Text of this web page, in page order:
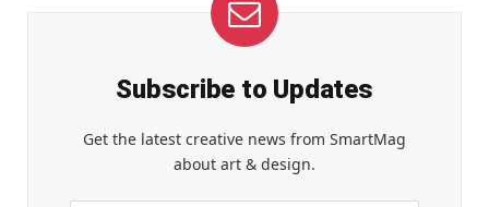
Subscribe to Updates
Get the latest creative news from SmartMag
about art & design.